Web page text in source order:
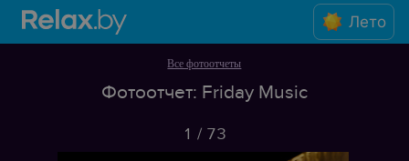
Лето
Все фотоотчеты
Фотоотчет: Friday Music
1 / 73